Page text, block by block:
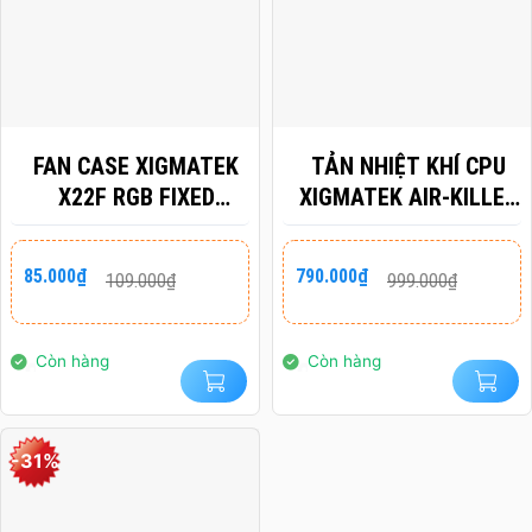
FAN CASE XIGMATEK
X22F RGB FIXED
EN48441
109.000₫
gốc
109.000₫.
85.000₫
hiện
là:
Còn hàng
TẢN NHIỆT KHÍ CPU
XIGMATEK AIR-KILLER
PRO (BLACK/WHITRE)
999.000₫
gốc
999.000₫.
790.000₫
hiện
là:
Còn hàng
-31%